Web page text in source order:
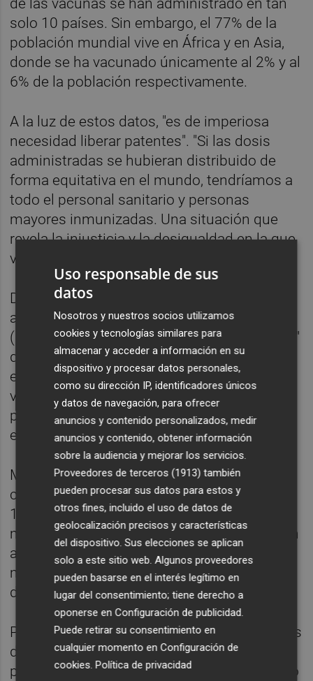
de las vacunas se han administrado en tan
solo 10 países. Sin embargo, el 77% de la
población mundial vive en África y en Asia,
donde se ha vacunado únicamente al 2% y al
6% de la población respectivamente.
A la luz de estos datos, "es de imperiosa
necesidad liberar patentes". "Si las dosis
administradas se hubieran distribuido de
forma equitativa en el mundo, tendríamos a
todo el personal sanitario y personas
mayores inmunizadas. Una situación que
revela la injusticia y la desigualdad en la que
vivimos", ha advertido.
Desde el Observatorio del Derecho Universal
a la Salud de la Comunitat Valenciana
(Odusalud), Maria José Moya, ve "intelerable"
que a pesar de disponer de una herramienta
eficaz en esta pandemia como son las
vacunas estas no puedan llegar a toda la
población "por un tema exclusivamente
económico" como son las patentes.
Moya ha denunciado "situaciones patéticas"
como lo sucedido en Canadá que "acapara
13 veces más vacunas que población tiene
mientras los países pobres no tienen ningún
acceso". "La desigualdad marca en este
momento el derecho a vivir o la obligación
de morir", ha lamentado.
Para Moya, "es el momento de vencer al virus
de la desigualdad y controlar el de la
pandemia. Consideramos las vacunas como
Uso responsable de sus
datos
Nosotros y nuestros socios utilizamos
cookies y tecnologías similares para
almacenar y acceder a información en su
dispositivo y procesar datos personales,
como su dirección IP, identificadores únicos
y datos de navegación, para ofrecer
anuncios y contenido personalizados, medir
anuncios y contenido, obtener información
sobre la audiencia y mejorar los servicios.
Proveedores de terceros (1913) también
pueden procesar sus datos para estos y
otros fines, incluido el uso de datos de
geolocalización precisos y características
del dispositivo. Sus elecciones se aplican
solo a este sitio web. Algunos proveedores
pueden basarse en el interés legítimo en
lugar del consentimiento; tiene derecho a
oponerse enConfiguración de publicidad
Puede retirar su consentimiento en
cualquier momento enConfiguración de
cookies .Política de privacidad